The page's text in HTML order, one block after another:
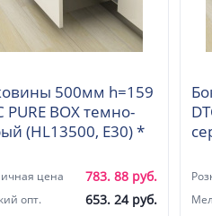
500мм h=159
PURE BOX темно-
серый (HL13500, E30) *
цена 783. 88 руб.
опт. 653. 24 руб.